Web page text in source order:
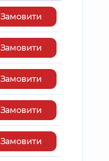
Замовити
Замовити
Замовити
Замовити
Замовити